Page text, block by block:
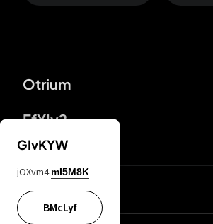
Otrium
FfYIy2
Lj7sBL
GIvKYW
jOXvm4 mI5M8K
BMcLyf